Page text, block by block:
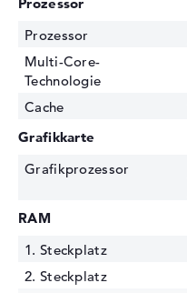
Prozessor
Multi-Core-
Technologie
Cache
Grafikkarte
Grafikprozessor
RAM
1. Steckplatz
2. Steckplatz